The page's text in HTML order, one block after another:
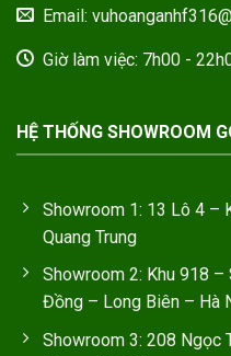
Email:
Giờ làm việc: 7h00 -
HỆ THỐNG SHOWROOM
Showroom 1: 13 Lô 4 –
Quang Trung
Showroom 2: Khu 918
Đồng – Long Biên – Hà
Showroom 3: 208 Ngọc